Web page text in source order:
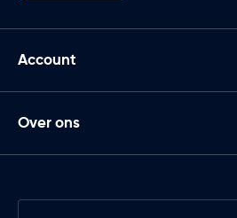
Account
Over ons